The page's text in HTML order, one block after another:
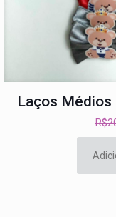
Laços Médios
R$